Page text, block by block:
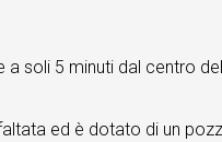
soli 5 minuti dal centro
ed è dotato di un